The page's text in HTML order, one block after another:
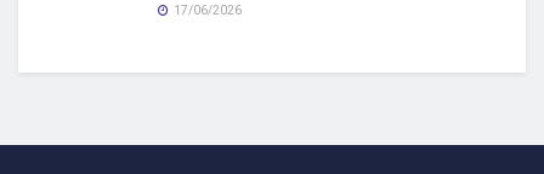
17/06/2026